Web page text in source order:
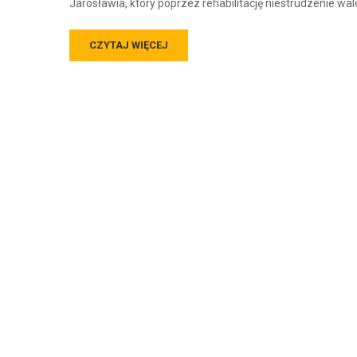
Jarosławia, który poprzez rehabilitację niestrudzenie
CZYTAJ WIĘCEJ